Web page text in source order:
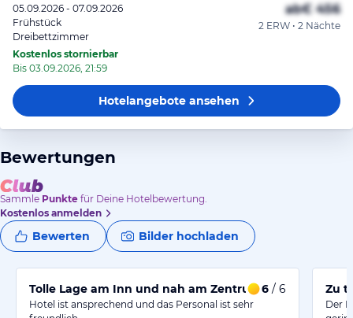
05.09.2026 - 07.09.2026
Frühstück
Dreibettzimmer
Kostenlos stornierbar
Bis 03.09.2026, 21:59
ab€ 456
2 ERW • 2 Nächte
Hotelangeboteansehen
Bewertungen
Sammle Punkte für Deine Hotelbewertung.
Kostenlos anmelden
Bewerten Bilder hochladen
Tolle Lage am Inn und nah am Zentrum.6 / 6
Hotel ist ansprechend und das Personal ist sehr
Zu
Der